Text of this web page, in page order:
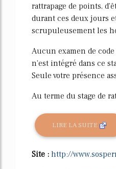
rattrapage de points,
durant ces deux jours
scrupuleusement les
Aucun examen de
n'est intégré dans ce
Seule votre présence
Au terme du stage de
LIRE LA SUITE
Site : http://